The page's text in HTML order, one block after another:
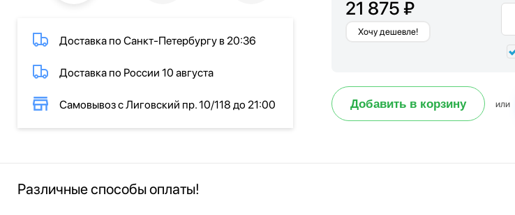
Доставка по Санкт-Петербургу в 20:36
Доставка по России 10 августа
Самовывоз с Лиговский пр. 10/118 до 21:00
21 875 ₽
Хочу дешевле!
Добавить в корзину или
Различные способы оплаты!